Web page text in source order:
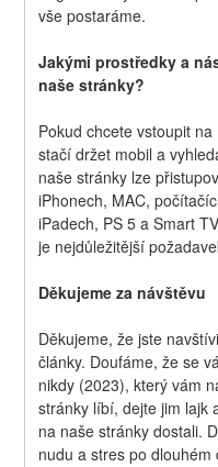
vše postaráme.
Jakými prostředky a
naše stránky?
Pokud chcete vstoupit
stačí držet mobil a
naše stránky lze
iPhonech, MAC,
iPadech, PS 5 a Smart
je nejdůležitější
Děkujeme za návštěvu
Děkujeme, že jste
články. Doufáme, že se
nikdy (2023), který vám
stránky líbí, dejte jim lajk
na naše stránky dostali.
nudu a stres po dlouhém